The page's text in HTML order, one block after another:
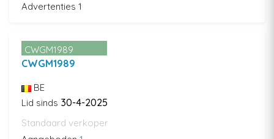
Advertenties 1
CWGM1989
CWGM1989
BE
Lid sinds 30-4-2025
Standaard verkoper